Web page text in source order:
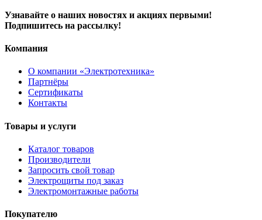
Узнавайте о наших новостях и акциях первыми!
Подпишитесь на рассылку!
Компания
О компании «Электротехника»
Партнёры
Сертификаты
Контакты
Товары и услуги
Каталог товаров
Производители
Запросить свой товар
Электрощиты под заказ
Электромонтажные работы
Покупателю